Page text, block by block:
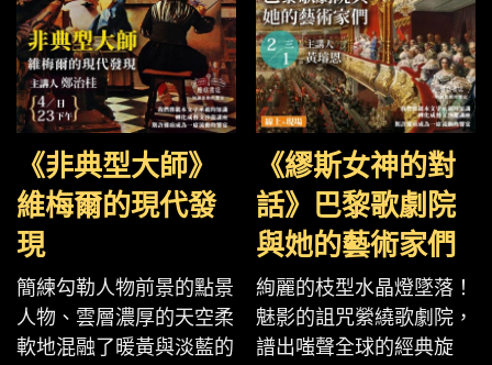
《非典型大師》
維梅爾的現代發
現
簡練勾勒人物前景的點景
人物、雲層濃厚的天空柔
軟地混融了暖黃與淡藍的
《繆斯女神的對
話》巴黎歌劇院
與她的藝術家們
絢麗的枝型水晶燈墜落！
魅影的詛咒縈繞歌劇院，
譜出嗤聲全球的經典旋